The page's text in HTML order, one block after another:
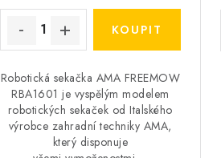
Robotická sekačka AMA FREEMOW
RBA1601 je vyspělým modelem
robotických sekaček od Italského
výrobce zahradní techniky AMA,
který disponuje